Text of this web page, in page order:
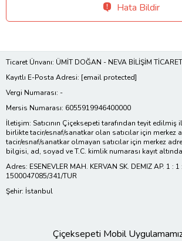
Hata Bildir
Ticaret Ünvanı: ÜMİT DOĞAN - NEVA BİLİŞİM TİCARET
Kayıtlı E-Posta Adresi: [email protected]
Vergi Numarası: -
Mersis Numarası: 6055919946400000
İletişim: Satıcının Çiçeksepeti tarafından teyit
birlikte tacir/esnaf/sanatkar olan satıcılar için merkez
tacir/esnaf/sanatkar olmayan satıcılar için merkez
bilgisi, ad, soyad ve T.C. kimlik numarası kayıt
Adres: ESENEVLER MAH. KERVAN SK. DEMIZ AP. 1 :
1500047085/341/TUR
Şehir: İstanbul
Çiçeksepeti Mobil